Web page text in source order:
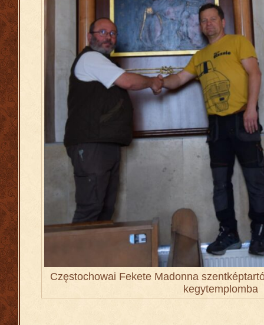
Częstochowai Fekete Madonna
kegytemplomba